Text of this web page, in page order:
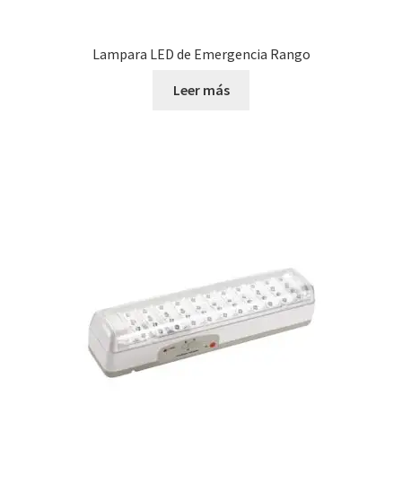
Lampara LED de Emergencia Rango
Leer más